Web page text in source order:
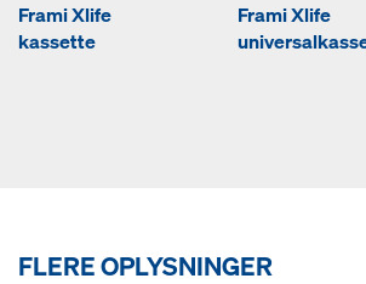
Frami Xlife
kassette
Frami Xlife
FLERE OPLYSNINGER